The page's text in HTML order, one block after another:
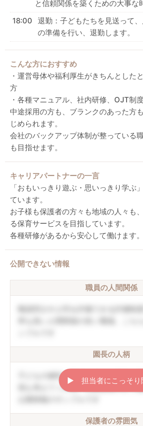
と信頼関係を築くための大事な
18:00
退勤：子どもたちを見送って
の準備を行い、退勤します。
こんな方におすすめ
・運営母体や福利厚生がきちんとした
方
・各種マニュアル、社内研修、OJT制
中途採用の方も、ブランクのあった方
じめられます。
会社のバックアップ体制が整っている
も目指せます。
キャリアパートナーの一言
「おもいっきり遊ぶ・思いっきり学ぶ
ています。
お子様も保護者の方々も地域の人々も
る保育サービスを目指しています。
各種研修があるから安心して働けます。
公開できない情報
職員の人間関係
園長の人柄
子どもの個性を伸ばしていく方針。
境も考えてくれる。口調は穏やかで
保護者の雰囲気
▶︎ 担当者にこっそり